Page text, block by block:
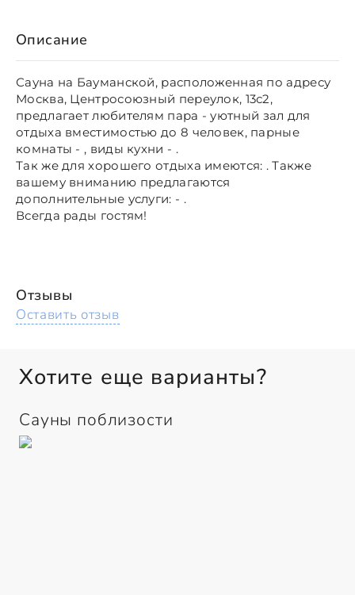
Описание
Сауна на Бауманской, расположенная по адресу
Москва, Центросоюзный переулок, 13с2,
предлагает любителям пара - уютный зал для
отдыха вместимостью до 8 человек, парные
комнаты - , виды кухни - .
Так же для хорошего отдыха имеются: . Также
вашему вниманию предлагаются
дополнительные услуги: - .
Всегда рады гостям!
Отзывы
Оставить отзыв
Хотите еще варианты?
Сауны поблизости